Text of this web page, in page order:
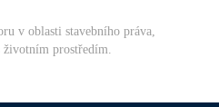
v oblasti stavebního práva,
životním prostředím.